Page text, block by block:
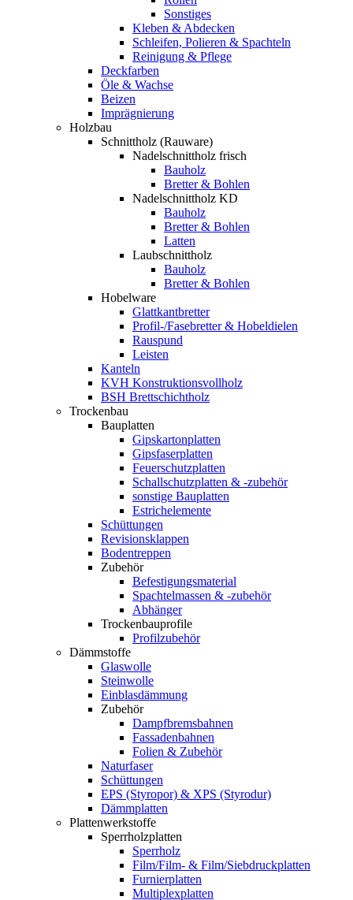
Sonstiges
Kleben & Abdecken
Schleifen, Polieren & Spachteln
Reinigung & Pflege
Deckfarben
Öle & Wachse
Beizen
Imprägnierung
Holzbau
Schnittholz (Rauware)
Nadelschnittholz frisch
Bauholz
Bretter & Bohlen
Nadelschnittholz KD
Bauholz
Bretter & Bohlen
Latten
Laubschnittholz
Bauholz
Bretter & Bohlen
Hobelware
Glattkantbretter
Profil-/Fasebretter & Hobeldielen
Rauspund
Leisten
Kanteln
KVH Konstruktionsvollholz
BSH Brettschichtholz
Trockenbau
Bauplatten
Gipskartonplatten
Gipsfaserplatten
Feuerschutzplatten
Schallschutzplatten & -zubehör
sonstige Bauplatten
Estrichelemente
Schüttungen
Revisionsklappen
Bodentreppen
Zubehör
Befestigungsmaterial
Spachtelmassen & -zubehör
Abhänger
Trockenbauprofile
Profilzubehör
Dämmstoffe
Glaswolle
Steinwolle
Einblasdämmung
Zubehör
Dampfbremsbahnen
Fassadenbahnen
Folien & Zubehör
Naturfaser
Schüttungen
EPS (Styropor) & XPS (Styrodur)
Dämmplatten
Plattenwerkstoffe
Sperrholzplatten
Sperrholz
Film/Film- & Film/Siebdruckplatten
Furnierplatten
Multiplexplatten